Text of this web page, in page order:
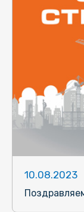
10.08.2023